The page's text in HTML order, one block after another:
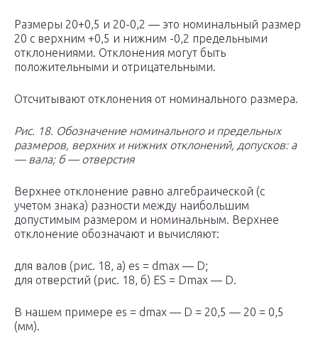
Размеры 20+0,5 и 20-0,2 — это номинальный размер
20 с верхним +0,5 и нижним -0,2 предельными
отклонениями. Отклонения могут быть
положительными и отрицательными.
Отсчитывают отклонения от номинального размера.
Рис. 18. Обозначение номинального и предельных
размеров, верхних и нижних отклонений, допусков: а
— вала; б — отверстия
Верхнее отклонение равно алгебраической (с
учетом знака) разности между наибольшим
допустимым размером и номинальным. Верхнее
отклонение обозначают и вычисляют:
для валов (рис. 18, a) es = dmax — D;
для отверстий (рис. 18, б) ES = Dmax — D.
В нашем примере es = dmax — D = 20,5 — 20 = 0,5
(мм).